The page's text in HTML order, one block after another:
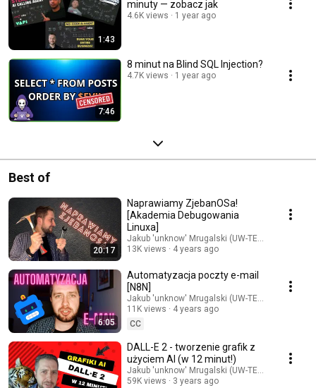
1:43
minuty — zobacz jak
4.6K views 1 year ago
7:46
8 minut na Blind SQL Injection?
4.7K views 1 year ago
Best of
20:17
Naprawiamy ZjebanOSa!
[Akademia Debugowania
Linuxa]
Jakub 'unknow' Mrugalski (UW-TEAM.org)
13K views
4 years ago
6:05
Automatyzacja poczty e-mail
[N8N]
Jakub 'unknow' Mrugalski (UW-TEAM.org)
11K views
4 years ago
CC
DALL-E 2 - tworzenie grafik z
użyciem AI (w 12 minut!)
Jakub 'unknow' Mrugalski (UW-TEAM.org)
59K views
3 years ago